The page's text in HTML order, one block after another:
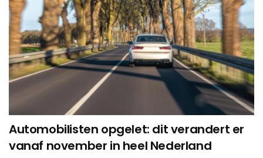
Automobilisten opgelet: dit verandert er
vanaf november in heel Nederland